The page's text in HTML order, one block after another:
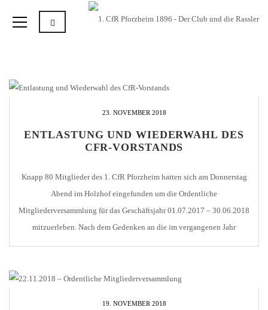
23. NOVEMBER 2018
ENTLASTUNG UND WIEDERWAHL DES
CFR-VORSTANDS
Knapp 80 Mitglieder des 1. CfR Pforzheim hatten sich am Donnerstag
Abend im Holzhof eingefunden um die Ordentliche
Mitgliederversammlung für das Geschäftsjahr 01.07.2017 – 30.06.2018
mitzuerleben. Nach dem Gedenken an die im vergangenen Jahr
verstorbenen Mitglieder wurden langjährige Vereinszugehörige geehrt.
Heidecker (25) Manfred Sonns (40) Michael Zipperle […]
19. NOVEMBER 2018